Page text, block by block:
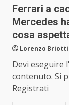
Ferrari a
Mercedes
cosa
Lorenzo Briotti
Devi eseguire
contenuto. Si
Registrati